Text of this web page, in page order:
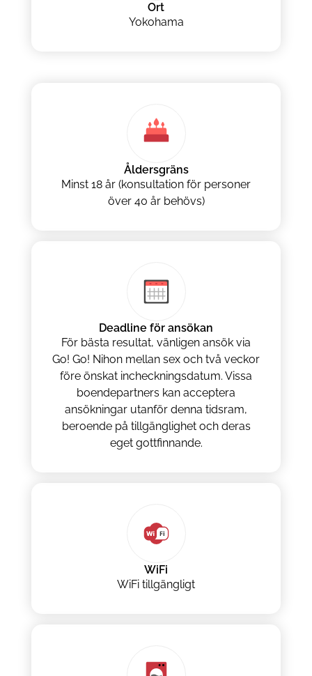
Ort
Yokohama
Åldersgräns
Minst 18 år (konsultation för personer
över 40 år behövs)
Deadline för ansökan
För bästa resultat, vänligen ansök via
Go! Go! Nihon mellan sex och två veckor
före önskat incheckningsdatum. Vissa
boendepartners kan acceptera
ansökningar utanför denna tidsram,
beroende på tillgänglighet och deras
eget gottfinnande.
WiFi
WiFi tillgängligt